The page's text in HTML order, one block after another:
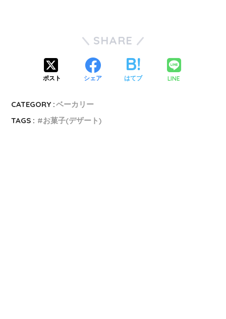
SHARE
ポスト シェア はてブ LINE
CATEGORY :ベーカリー
TAGS :
お菓子(デザート)